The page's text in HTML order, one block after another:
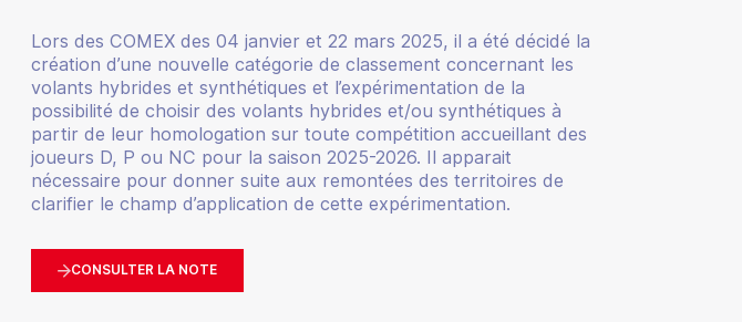
Lors des COMEX des 04 janvier et 22 mars 2025, il a été décidé la
création d’une nouvelle catégorie de classement concernant les
volants hybrides et synthétiques et l’expérimentation de la
possibilité de choisir des volants hybrides et/ou synthétiques à
partir de leur homologation sur toute compétition accueillant des
joueurs D, P ou NC pour la saison 2025-2026. Il apparait
nécessaire pour donner suite aux remontées des territoires de
clarifier le champ d’application de cette expérimentation.
CONSULTER LA NOTE